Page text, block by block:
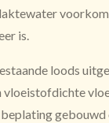
is.
loods
gebouwd